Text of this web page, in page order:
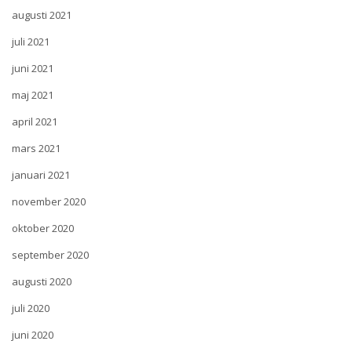
augusti 2021
juli 2021
juni 2021
maj 2021
april 2021
mars 2021
januari 2021
november 2020
oktober 2020
september 2020
augusti 2020
juli 2020
juni 2020